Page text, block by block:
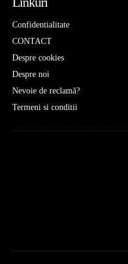
Confidentialitate
CONTACT
Despre cookies
Despre noi
Nevoie de reclamă?
Termeni si conditii